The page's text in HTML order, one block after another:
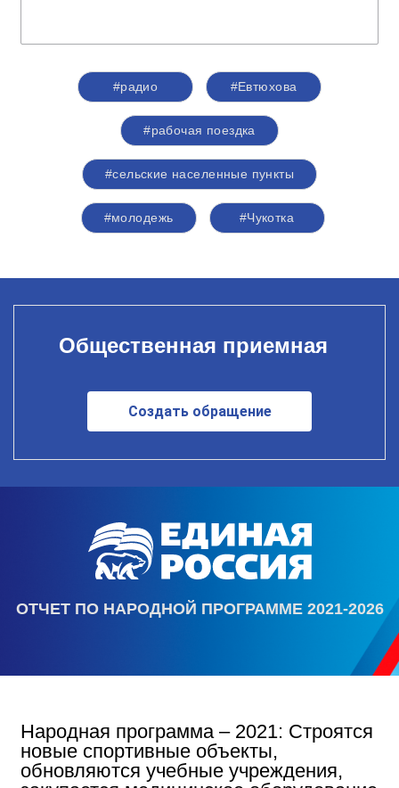
#радио #Евтюхова
#рабочая поездка
#сельские населенные пункты
#молодежь #Чукотка
Общественная приемная
Создать обращение
ОТЧЕТ ПО НАРОДНОЙ ПРОГРАММЕ 2021-2026
Народная программа – 2021: Строятся
новые спортивные объекты,
обновляются учебные учреждения,